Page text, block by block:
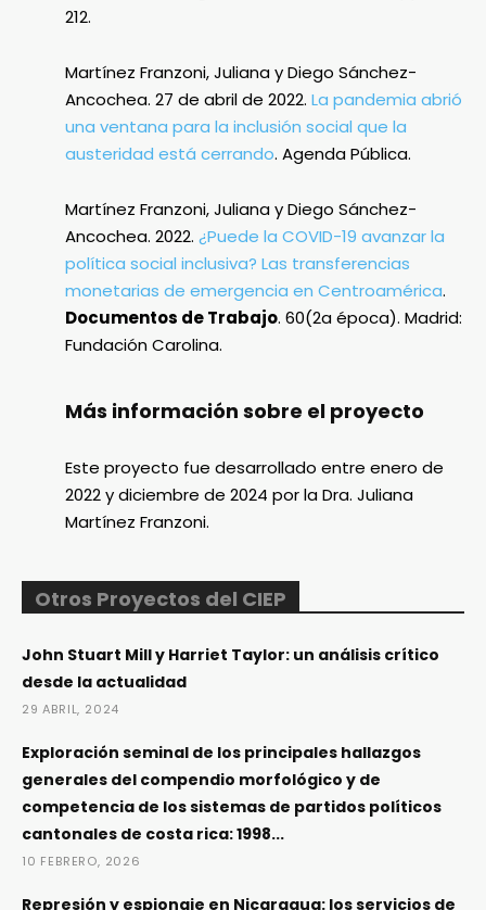
212.
Martínez Franzoni, Juliana y Diego Sánchez-
Ancochea. 27 de abril de 2022. La pandemia abrió
una ventana para la inclusión social que la
austeridad está cerrando. Agenda Pública.
Martínez Franzoni, Juliana y Diego Sánchez-
Ancochea. 2022. ¿Puede la COVID-19 avanzar la
política social inclusiva? Las transferencias
monetarias de emergencia en Centroamérica.
Documentos de Trabajo. 60(2a época). Madrid:
Fundación Carolina.
Más información sobre el proyecto
Este proyecto fue desarrollado entre enero de
2022 y diciembre de 2024 por la Dra. Juliana
Martínez Franzoni.
Otros Proyectos del CIEP
John Stuart Mill y Harriet Taylor: un análisis crítico
desde la actualidad
29 ABRIL, 2024
Exploración seminal de los principales hallazgos
generales del compendio morfológico y de
competencia de los sistemas de partidos políticos
cantonales de costa rica: 1998...
10 FEBRERO, 2026
Represión y espionaje en Nicaragua: los servicios de